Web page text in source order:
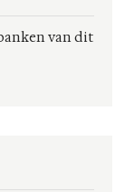
van dit